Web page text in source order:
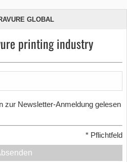
GLOBAL
printing industry
zur Newsletter-Anmeldung gelesen
* Pflichtfeld